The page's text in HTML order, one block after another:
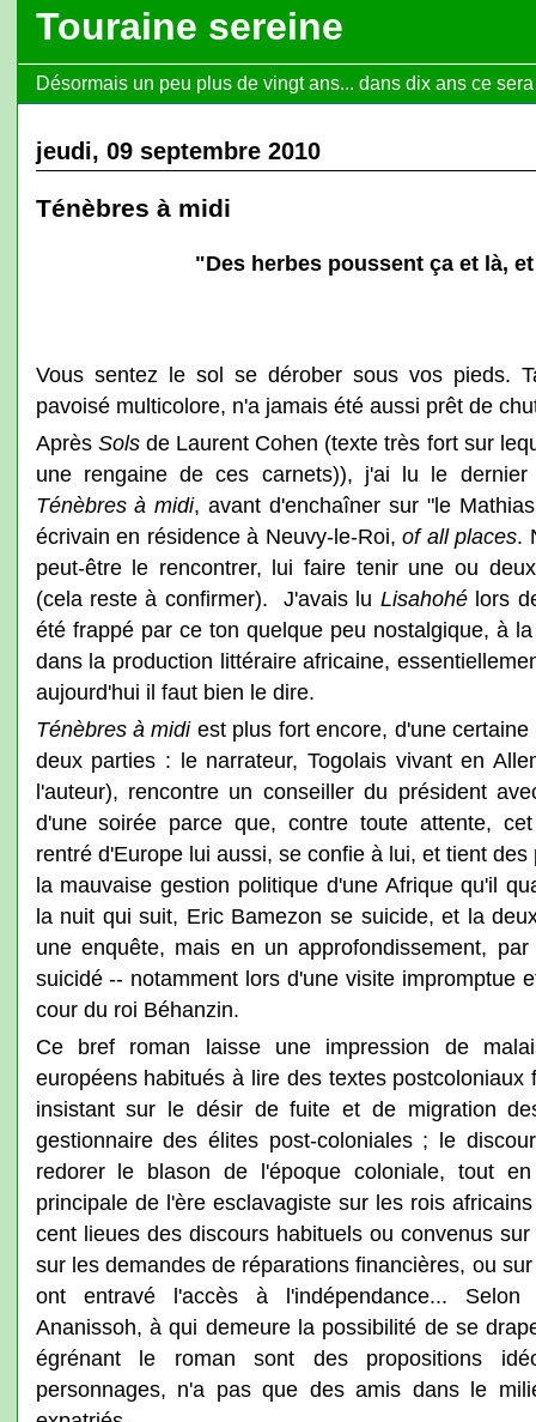
Touraine sereine
Désormais un peu plus de vingt ans... dans dix ans ce
jeudi, 09 septembre 2010
Ténèbres à midi
"Des herbes poussent ça et là,
Vous sentez le sol se dérober sous vos pieds.
pavoisé multicolore, n'a jamais été aussi prêt de
Après Sols de Laurent Cohen (texte très fort sur
une rengaine de ces carnets)), j'ai lu le dernier
Ténèbres à midi, avant d'enchaîner sur "le
écrivain en résidence à Neuvy-le-Roi, of all places.
peut-être le rencontrer, lui faire tenir une ou
(cela reste à confirmer). J'avais lu Lisahohé lors
été frappé par ce ton quelque peu nostalgique, à
dans la production littéraire africaine,
aujourd'hui il faut bien le dire.
Ténèbres à midi est plus fort encore, d'une
deux parties : le narrateur, Togolais vivant en
l'auteur), rencontre un conseiller du président
d'une soirée parce que, contre toute attente,
rentré d'Europe lui aussi, se confie à lui, et tient
la mauvaise gestion politique d'une Afrique qu'il
la nuit qui suit, Eric Bamezon se suicide, et la
une enquête, mais en un approfondissement,
suicidé -- notamment lors d'une visite impromptue
cour du roi Béhanzin.
Ce bref roman laisse une impression de
européens habitués à lire des textes
insistant sur le désir de fuite et de migration
gestionnaire des élites post-coloniales ; le
redorer le blason de l'époque coloniale, tout
principale de l'ère esclavagiste sur les rois
cent lieues des discours habituels ou convenus
sur les demandes de réparations financières, ou
ont entravé l'accès à l'indépendance... Selon
Ananissoh, à qui demeure la possibilité de se
égrénant le roman sont des propositions
personnages, n'a pas que des amis dans le